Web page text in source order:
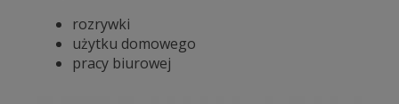
rozrywki
użytku domowego
pracy biurowej